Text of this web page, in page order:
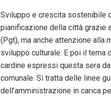
Sviluppo e crescita sostenibile
pianificazione della città grazie
(Pgt), ma anche attenzione alla
sviluppo culturale. E poi il tema
cardine espressi questa sera
comunale. Si tratta delle linee
dell’amministrazione in carica